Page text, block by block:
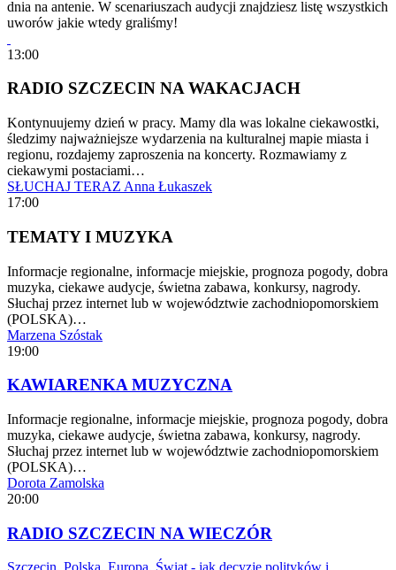
dnia na antenie. W scenariuszach audycji znajdziesz listę wszystkich
uworów jakie wtedy graliśmy!
13:00
RADIO SZCZECIN NA WAKACJACH
Kontynuujemy dzień w pracy. Mamy dla was lokalne ciekawostki,
śledzimy najważniejsze wydarzenia na kulturalnej mapie miasta i
regionu, rozdajemy zaproszenia na koncerty. Rozmawiamy z
ciekawymi postaciami…
SŁUCHAJ TERAZ Anna Łukaszek
17:00
TEMATY I MUZYKA
Informacje regionalne, informacje miejskie, prognoza pogody, dobra
muzyka, ciekawe audycje, świetna zabawa, konkursy, nagrody.
Słuchaj przez internet lub w województwie zachodniopomorskiem
(POLSKA)…
Marzena Szóstak
19:00
KAWIARENKA MUZYCZNA
Informacje regionalne, informacje miejskie, prognoza pogody, dobra
muzyka, ciekawe audycje, świetna zabawa, konkursy, nagrody.
Słuchaj przez internet lub w województwie zachodniopomorskiem
(POLSKA)…
Dorota Zamolska
20:00
RADIO SZCZECIN NA WIECZÓR